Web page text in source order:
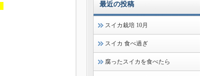
最近の投稿
スイカ栽培 10月
スイカ 食べ過ぎ
腐ったスイカを食べたら